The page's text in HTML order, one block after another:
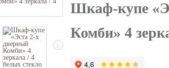
›
Шкаф-купе
Комби» 4